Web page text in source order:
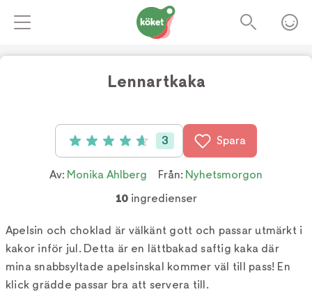
Lennartkaka
Betyg: 4.7 av 5 (3 röster)
3 Spara
Av: Monika Ahlberg Från: Nyhetsmorgon
10ingredienser
Apelsin och choklad är välkänt gott och passar utmärkt i
kakor inför jul. Detta är en lättbakad saftig kaka där
mina snabbsyltade apelsinskal kommer väl till pass! En
klick grädde passar bra att servera till.